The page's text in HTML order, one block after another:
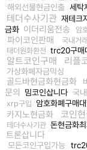
해외선물현금인출 세탁
테더수사기관 재테크
금화 이더리움전송 암
파이코인판매
국내거
태더원화환전 trc20구매
알트코인구매 리플
가상화폐자금믹싱
골드바현금화현금화
문의
밈코인삽니다 국
xrp구입 암호화폐구매
카지노현금화
코인
테더수사기관 돈현금화
트론삽니다
모든코인구입가능